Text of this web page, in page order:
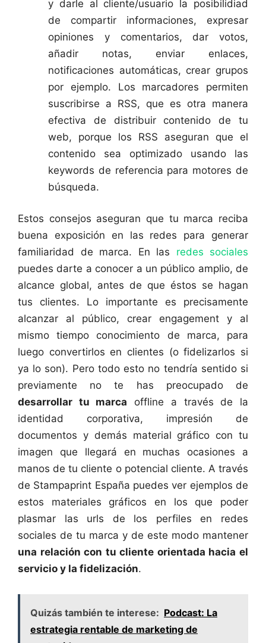
y darle al cliente/usuario la posibilidiad
de compartir informaciones, expresar
opiniones y comentarios, dar votos,
añadir notas, enviar enlaces,
notificaciones automáticas, crear grupos
por ejemplo. Los marcadores permiten
suscribirse a RSS, que es otra manera
efectiva de distribuir contenido de tu
web, porque los RSS aseguran que el
contenido sea optimizado usando las
keywords de referencia para motores de
búsqueda.
Estos consejos aseguran que tu marca reciba
buena exposición en las redes para generar
familiaridad de marca. En las redes sociales
puedes darte a conocer a un público amplio, de
alcance global, antes de que éstos se hagan
tus clientes. Lo importante es precisamente
alcanzar al público, crear engagement y al
mismo tiempo conocimiento de marca, para
luego convertirlos en clientes (o fidelizarlos si
ya lo son). Pero todo esto no tendría sentido si
previamente no te has preocupado de
desarrollar tu marca offline a través de la
identidad corporativa, impresión de
documentos y demás material gráfico con tu
imagen que llegará en muchas ocasiones a
manos de tu cliente o potencial cliente. A través
de Stampaprint España puedes ver ejemplos de
estos materiales gráficos en los que poder
plasmar las urls de los perfiles en redes
sociales de tu marca y de este modo mantener
una relación con tu cliente orientada hacia el
servicio y la fidelización.
Quizás también te interese: Podcast: La
estrategia rentable de marketing de